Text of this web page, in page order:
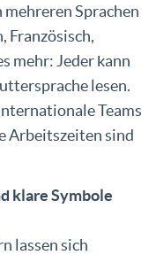
Sprachen
Französisch,
mehr: Jeder kann
lesen.
Teams
Arbeitszeiten sind
klare Symbole
lassen sich